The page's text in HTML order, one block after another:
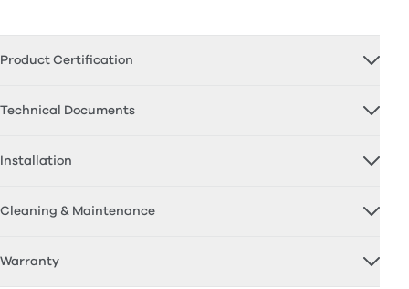
Product Certification
Technical Documents
Installation
Cleaning & Maintenance
Warranty